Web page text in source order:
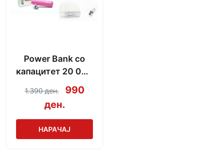
Power Bank со
капацитет 20 000
mAh + кабел за
полнење
1.390 ден.
990
ден.
НАРАЧАЈ